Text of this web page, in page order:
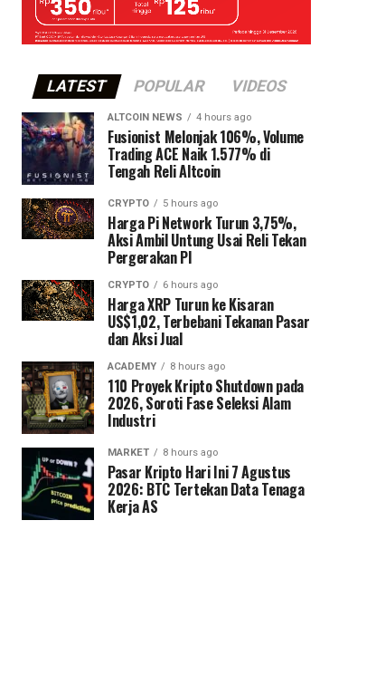
LATEST POPULAR VIDEOS
ALTCOIN NEWS 4 hours ago
Fusionist Melonjak 106%, Volume
Trading ACE Naik 1.577% di
Tengah Reli Altcoin
CRYPTO 5 hours ago
Harga Pi Network Turun 3,75%,
Aksi Ambil Untung Usai Reli Tekan
Pergerakan PI
CRYPTO 6 hours ago
Harga XRP Turun ke Kisaran
US$1,02, Terbebani Tekanan Pasar
dan Aksi Jual
ACADEMY 8 hours ago
110 Proyek Kripto Shutdown pada
2026, Soroti Fase Seleksi Alam
Industri
MARKET 8 hours ago
Pasar Kripto Hari Ini 7 Agustus
2026: BTC Tertekan Data Tenaga
Kerja AS